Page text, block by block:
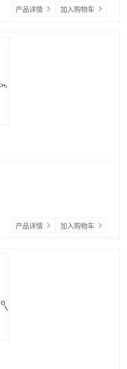
产品详情 加入购物车
产品详情 加入购物车